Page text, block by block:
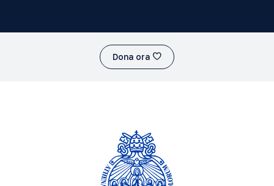
Dona ora